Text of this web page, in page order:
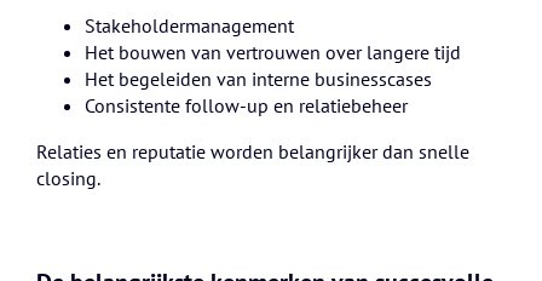
Stakeholdermanagement
Het bouwen van vertrouwen over langere tijd
Het begeleiden van interne businesscases
Consistente follow-up en relatiebeheer
Relaties en reputatie worden belangrijker dan snelle
closing.